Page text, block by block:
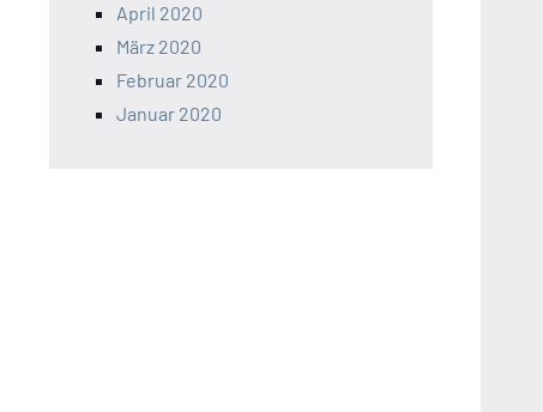
April 2020
März 2020
Februar 2020
Januar 2020